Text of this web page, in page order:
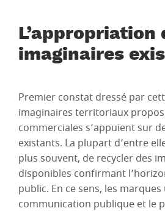
L’appropriation
imaginaires
Premier constat dressé par
imaginaires territoriaux
commerciales s’appuient sur
existants. La plupart d’entre
plus souvent, de recycler des
disponibles confirmant
public. En ce sens, les
communication publique et le